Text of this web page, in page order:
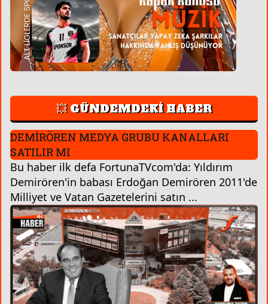
💥 GÜNDEMDEKİ HABER
DEMİRÖREN MEDYA GRUBU KANALLARI
SATILIR MI
Bu haber ilk defa FortunaTVcom'da: Yıldırım
Demirören'in babası Erdoğan Demirören 2011'de
Milliyet ve Vatan Gazetelerini satın ...